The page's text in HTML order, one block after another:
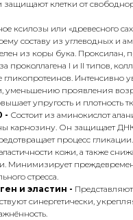
клетки от
ксилозы или «древесного
составу из углеводных и
из коры бука. Проксилан,
проколлагена I и II типов,
гликопротеинов. Интенсивно
уменьшению проявления
упругость и плотность
- Состоит из аминокислот
карнозину. Он защищает
процесс гликации.
кожи, а также
Минимизирует
стресса.
и эластин -
синергетически,